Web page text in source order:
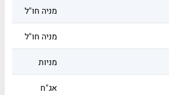
מניה חו"ל
מניה חו"ל
מניות
אג"ח